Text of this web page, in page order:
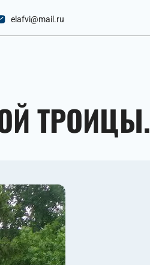
elafvi@mail.ru
ТРОИЦЫ.